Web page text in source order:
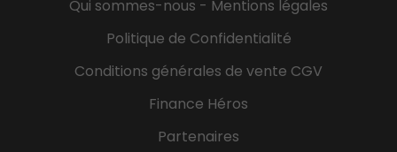
Qui sommes-nous - Mentions légales
Politique de Confidentialité
Conditions générales de vente CGV
Finance Héros
Partenaires